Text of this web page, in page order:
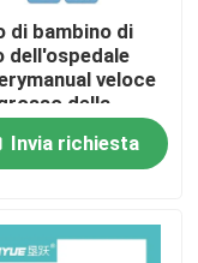
di bambino di
dell'ospedale
veloce
della
di alta qualità
carrello
Invia richiesta